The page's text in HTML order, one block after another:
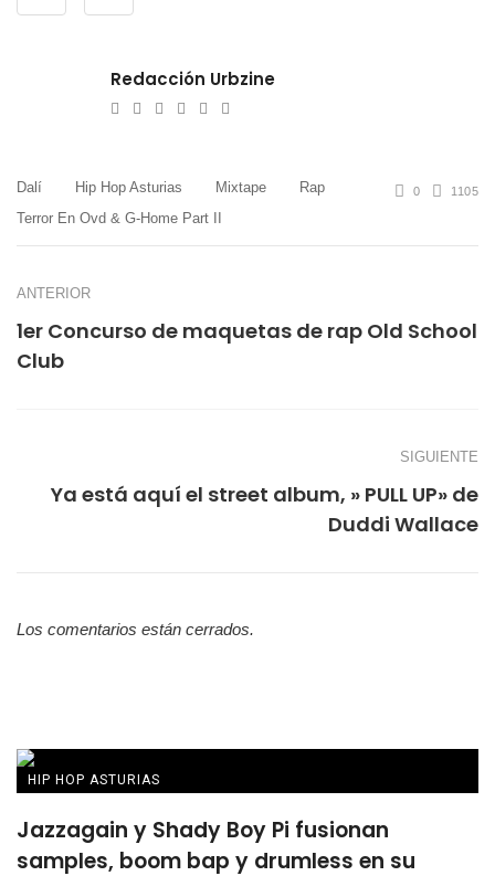
Redacción Urbzine
WebsiteTwitterFacebook
Youtube
Dalí Hip Hop Asturias Mixtape
Rap
Terror En Ovd & G-Home Part II
0 1105
ANTERIOR
1er Concurso de maquetas de rap Old School
Club
SIGUIENTE
Ya está aquí el street album, » PULL UP» de
Duddi Wallace
Los comentarios están cerrados.
HIP HOP ASTURIAS
Jazzagain y Shady Boy Pi fusionan
samples, boom bap y drumless en su